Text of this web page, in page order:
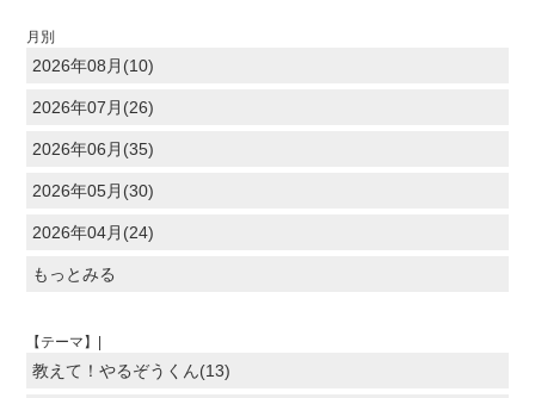
月別
2026年08月(10)
2026年07月(26)
2026年06月(35)
2026年05月(30)
2026年04月(24)
もっとみる
【テーマ】|
教えて！やるぞうくん(13)